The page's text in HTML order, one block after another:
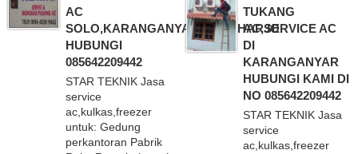
AC
SOLO,KARANGANYAR,SUKOHARJO
HUBUNGI
085642209442
STAR TEKNIK Jasa
service
ac,kulkas,freezer
untuk: Gedung
perkantoran Pabrik
TUKANG
AC,SERVICE AC
DI
KARANGANYAR
HUBUNGI KAMI DI
NO 085642209442
STAR TEKNIK Jasa
service
ac,kulkas,freezer